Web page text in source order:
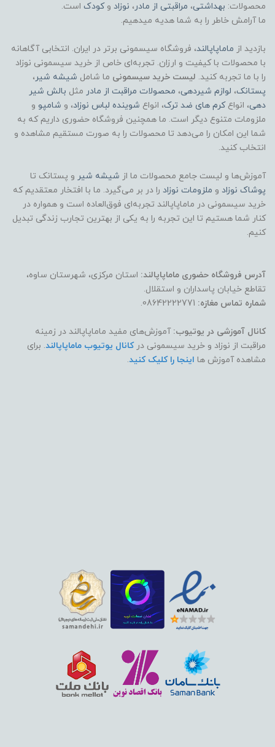
محصولات: بهداشتی، مراقبتی از مادر، نوزاد وکودک است.
ما آرامش خاطر را به شما هدیه میدهیم.
بازدید از ماماپاپالند، فروشگاه سیسمونی برتر در ایران. انتخابی آگاهانه
با محصولات با کیفیت و ارزان. تجربه‌ای خاص از خرید سیسمونی نوزاد
را با ما تجربه کنید. لیست خرید سیسمونی ما شامل شیشه شیر،
پستانک، لوازم شیردهی، محصولات مراقبت از مادر مثل بالش شیر
دهی، انواعکرم های ضد ترک، انواع شوینده لباس نوزاد، و شامپو و
ملزومات متنوع دیگر است. ما همچنین فروشگاه حضوری داریم که به
شما این امکان را می‌دهد تا محصولات را به صورت مستقیم مشاهده و
انتخاب کنید.
آموزش‌ها و لیست جامع محصولات ما از شیشه شیر و پستانک تا
پوشاک نوزاد و ملزومات نوزاد را در بر می‌گیرد. ما با افتخار معتقدیم که
خرید سیسمونی در ماماپاپالند تجربه‌ای فوق‌العاده است و همواره در
کنار شما هستیم تا این تجربه را به یکی از بهترین تجارب زندگی تبدیل
کنیم.
آدرس فروشگاه حضوری ماماپاپالند: استان مرکزی، شهرستان ساوه،
تقاطع خیابان پاسداران و استقلال.
شماره تماس مغازه:
کانال آموزشی در یوتیوب: آموزش‌های مفید ماماپاپالند در زمینه
مراقبت از نوزاد و خرید سیسمونی درکانال یوتیوب ماماپاپالند. برای
مشاهده آموزش ها اینجا را کلیک کنید.